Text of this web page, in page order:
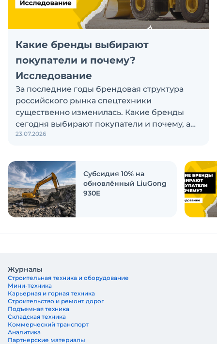
Какие бренды выбирают
покупатели и почему?
Исследование
За последние годы брендовая структура
российского рынка спецтехники
существенно изменилась. Какие бренды
сегодня выбирают покупатели и почему, а
также кого считают лидерами рынка?
ответить на эти вопросы
23.07.2026
Субсидия 10% на
обновлённый LiuGong
930E
Журналы
Строительная техника и оборудование
Мини-техника
Карьерная и горная техника
Строительство и ремонт дорог
Подъемная техника
Складская техника
Коммерческий транспорт
Аналитика
Партнерские материалы